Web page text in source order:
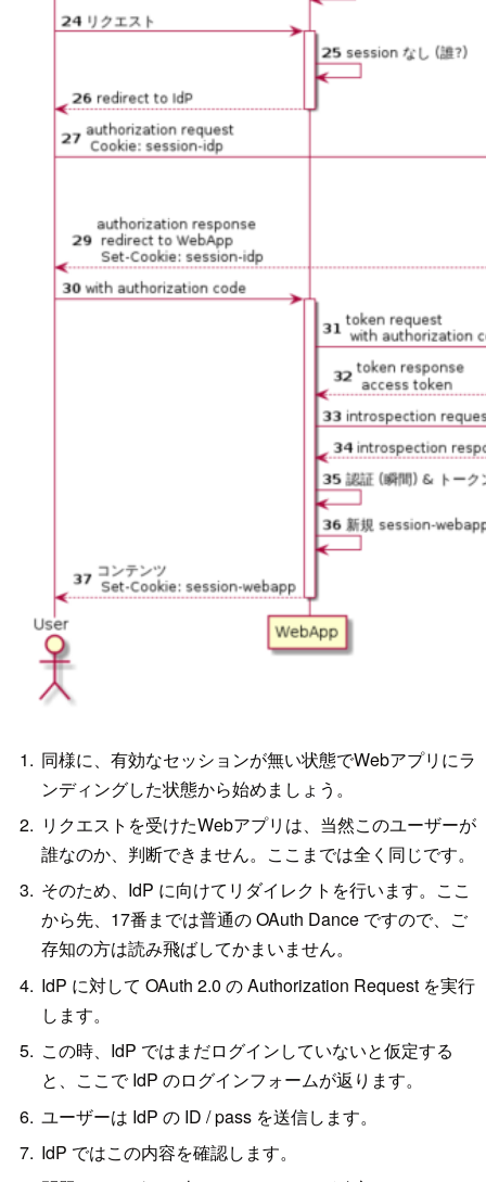
同様に、有効なセッションが無い状態でWebアプリにラ
ンディングした状態から始めましょう。
リクエストを受けたWebアプリは、当然このユーザーが
誰なのか、判断できません。ここまでは全く同じです。
そのため、IdP に向けてリダイレクトを行います。ここ
から先、17番までは普通の OAuth Dance ですので、ご
存知の方は読み飛ばしてかまいません。
IdP に対して OAuth 2.0 の Authorization Request を実行
します。
この時、IdP ではまだログインしていないと仮定する
と、ここで IdP のログインフォームが返ります。
ユーザーは IdP の ID / pass を送信します。
IdP ではこの内容を確認します。